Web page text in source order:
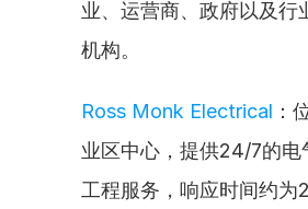
业、运营商、政府以及行
机构。
Ross Monk Electrical ：
业区中心，提供24/7的电
工程服务，响应时间约为